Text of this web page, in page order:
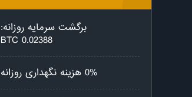
برگشت سرمایه روزانه:
0.02388 BTC
0% هزینه نگهداری روزانه